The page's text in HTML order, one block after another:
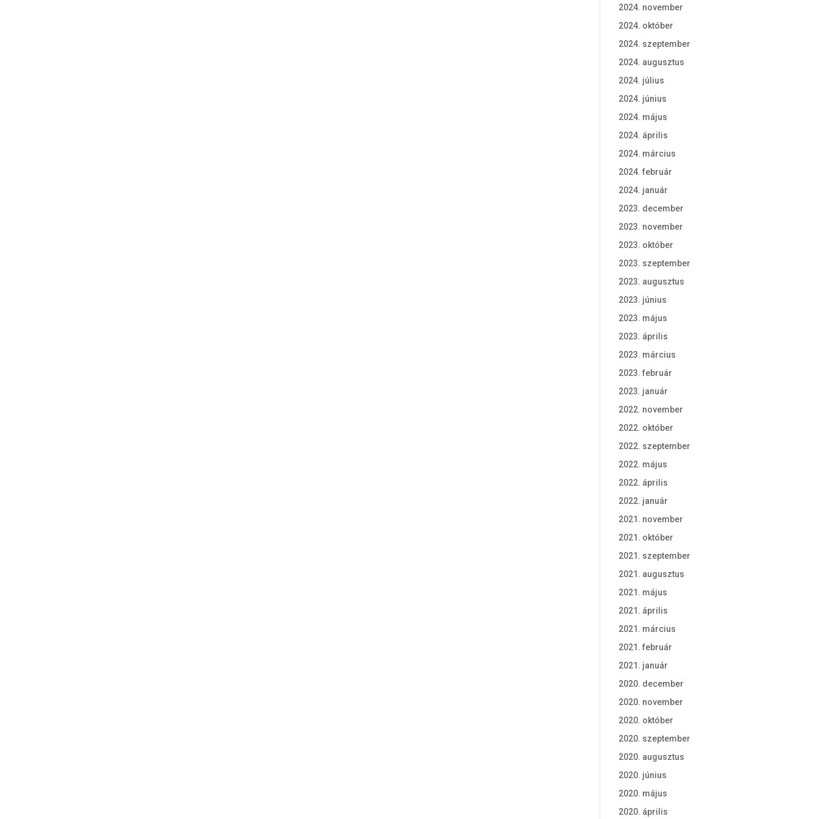
2024. november
2024. október
2024. szeptember
2024. augusztus
2024. július
2024. június
2024. május
2024. április
2024. március
2024. február
2024. január
2023. december
2023. november
2023. október
2023. szeptember
2023. augusztus
2023. június
2023. május
2023. április
2023. március
2023. február
2023. január
2022. november
2022. október
2022. szeptember
2022. május
2022. április
2022. január
2021. november
2021. október
2021. szeptember
2021. augusztus
2021. május
2021. április
2021. március
2021. február
2021. január
2020. december
2020. november
2020. október
2020. szeptember
2020. augusztus
2020. június
2020. május
2020. április